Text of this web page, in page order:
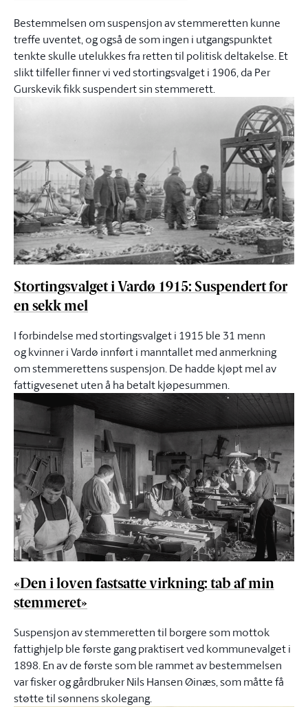
Bestemmelsen om suspensjon av stemmeretten kunne
treffe uventet, og også de som ingen i utgangspunktet
tenkte skulle utelukkes fra retten til politisk deltakelse. Et
slikt tilfeller finner vi ved stortingsvalget i 1906, da Per
Gurskevik fikk suspendert sin stemmerett.
Stortingsvalget i Vardø 1915: Suspendert for
en sekk mel
I forbindelse med stortingsvalget i 1915 ble 31 menn
og kvinner i Vardø innført i manntallet med anmerkning
om stemmerettens suspensjon. De hadde kjøpt mel av
fattigvesenet uten å ha betalt kjøpesummen.
«Den i loven fastsatte virkning: tab af min
stemmeret»
Suspensjon av stemmeretten til borgere som mottok
fattighjelp ble første gang praktisert ved kommunevalget i
1898. En av de første som ble rammet av bestemmelsen
var fisker og gårdbruker Nils Hansen Øinæs, som måtte få
støtte til sønnens skolegang.